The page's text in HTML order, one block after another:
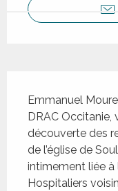
Emmanuel
DRAC
découverte des
de l’église de
intimement liée à
Hospitaliers